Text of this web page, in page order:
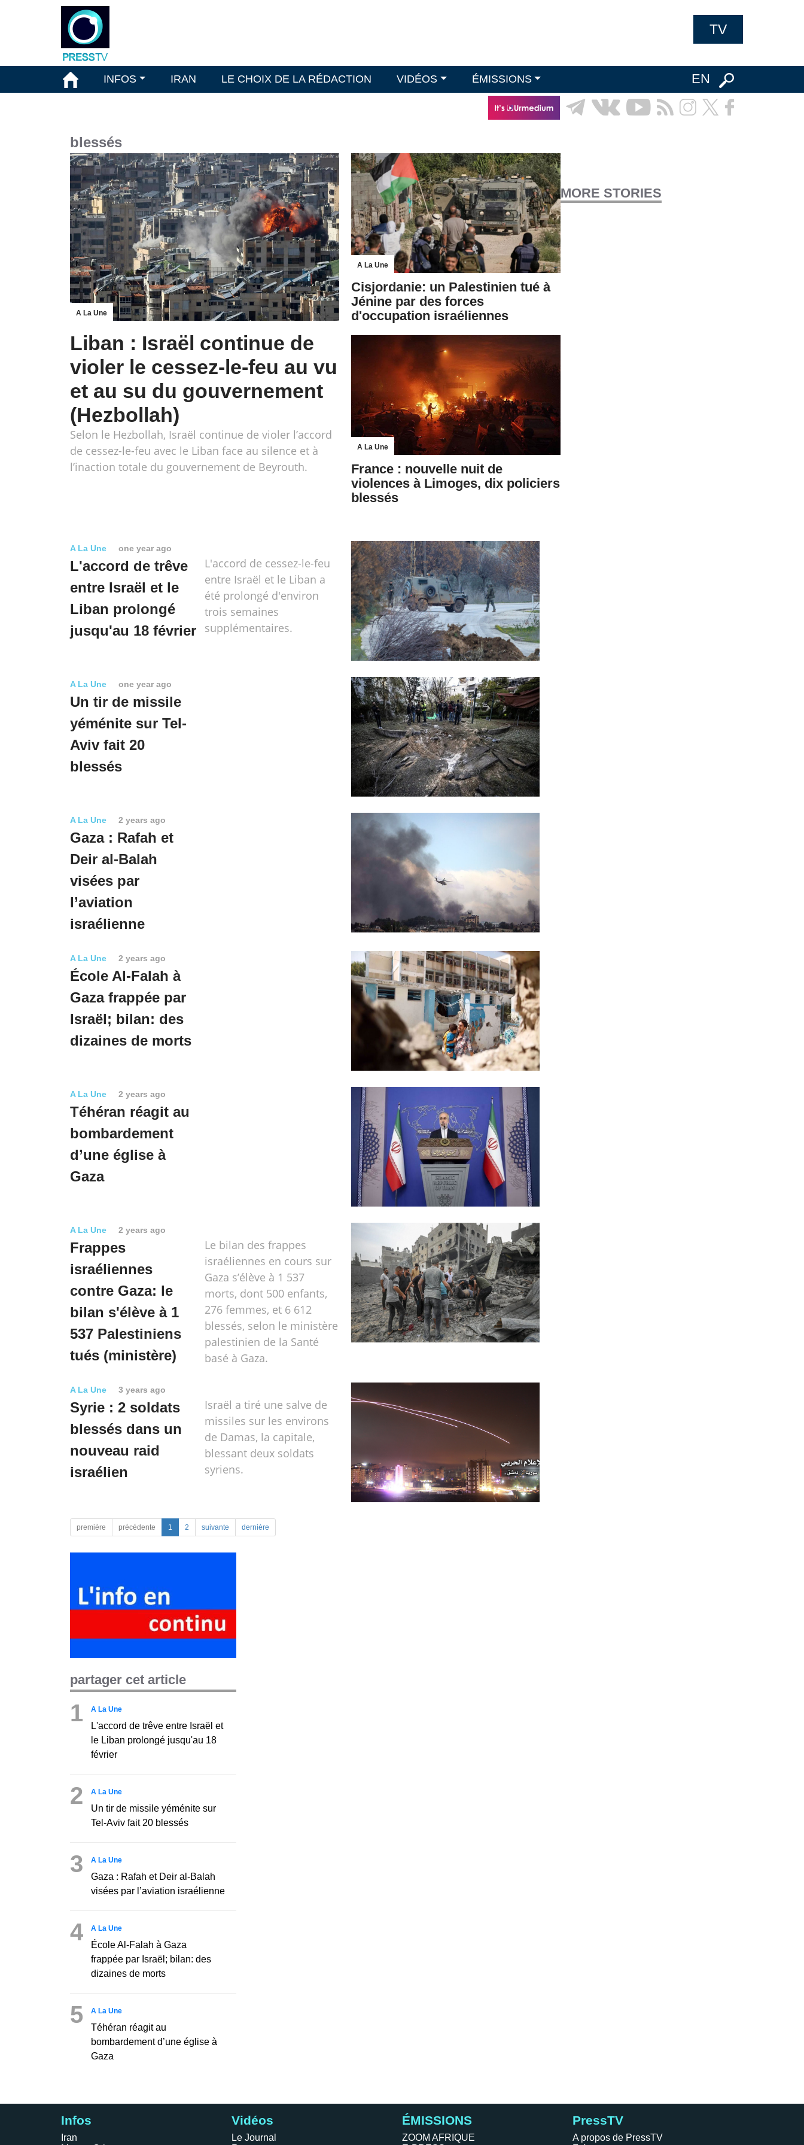
TV
INFOS IRAN LE CHOIX DE LA RÉDACTION VIDÉOS ÉMISSIONS EN
blessés
A La Une
Liban : Israël continue de
violer le cessez-le-feu au vu
et au su du gouvernement
(Hezbollah)
Selon le Hezbollah, Israël continue de violer l’accord
de cessez-le-feu avec le Liban face au silence et à
l’inaction totale du gouvernement de Beyrouth.
A La Une
Cisjordanie: un Palestinien tué à
Jénine par des forces
d'occupation israéliennes
A La Une
France : nouvelle nuit de
violences à Limoges, dix policiers
blessés
MORE STORIES
A La Une one year ago
L'accord de trêve
entre Israël et le
Liban prolongé
jusqu'au 18 février
L'accord de cessez-le-feu
entre Israël et le Liban a
été prolongé d'environ
trois semaines
supplémentaires.
A La Une one year ago
Un tir de missile
yéménite sur Tel-
Aviv fait 20
blessés
A La Une 2 years ago
Gaza : Rafah et
Deir al-Balah
visées par
l’aviation
israélienne
A La Une 2 years ago
École Al-Falah à
Gaza frappée par
Israël; bilan: des
dizaines de morts
A La Une 2 years ago
Téhéran réagit au
bombardement
d’une église à
Gaza
A La Une 2 years ago
Frappes
israéliennes
contre Gaza: le
bilan s'élève à 1
537 Palestiniens
tués (ministère)
Le bilan des frappes
israéliennes en cours sur
Gaza s’élève à 1 537
morts, dont 500 enfants,
276 femmes, et 6 612
blessés, selon le ministère
palestinien de la Santé
basé à Gaza.
A La Une 3 years ago
Syrie : 2 soldats
blessés dans un
nouveau raid
israélien
Israël a tiré une salve de
missiles sur les environs
de Damas, la capitale,
blessant deux soldats
syriens.
première précédente 1 2 suivante dernière
partager cet article
1 A La Une
L'accord de trêve entre Israël et
le Liban prolongé jusqu'au 18
février
2 A La Une
Un tir de missile yéménite sur
Tel-Aviv fait 20 blessés
3 A La Une
Gaza : Rafah et Deir al-Balah
visées par l’aviation israélienne
4 A La Une
École Al-Falah à Gaza
frappée par Israël; bilan: des
dizaines de morts
5 A La Une
Téhéran réagit au
bombardement d’une église à
Gaza
Infos
Iran
Vidéos
Le Journal
ÉMISSIONS
ZOOM AFRIQUE
PressTV
A propos de PressTV